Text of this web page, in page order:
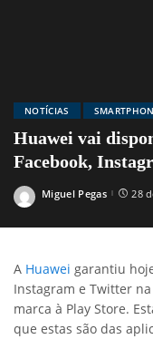
NOTÍCIAS
Huawei vai
Facebook,
Posted
Miguel Pegas 28
A Huawei garantiu
Instagram e Twitter
marca à Play Store.
que estas são das